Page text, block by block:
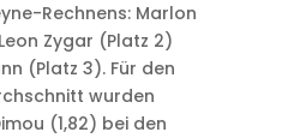
Rechnens: Marlon
Zygar (Platz 2)
(Platz 3). Für den
wurden
(1,82) bei den